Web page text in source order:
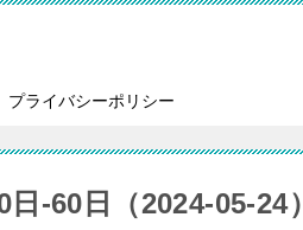
プライバシーポリシー
-60日（2024-05-24）